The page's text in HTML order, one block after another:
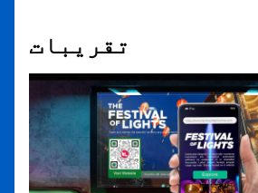
تقریبات